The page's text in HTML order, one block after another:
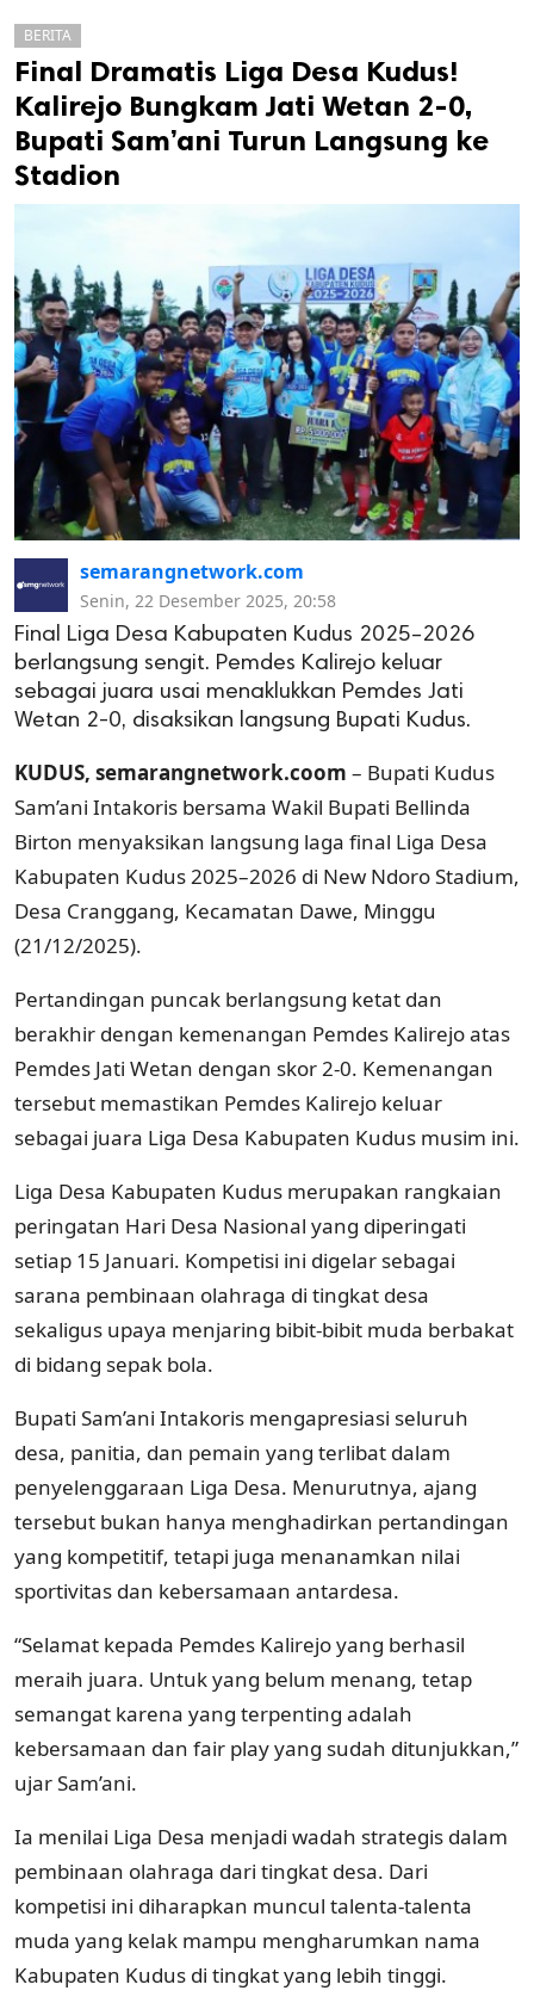
cipta.
BERITA
Final Dramatis Liga Desa Kudus!
Kalirejo Bungkam Jati Wetan 2-0,
Bupati Sam’ani Turun Langsung ke
Stadion
semarangnetwork.com
Senin, 22 Desember 2025, 20:58
Final Liga Desa Kabupaten Kudus 2025–2026
berlangsung sengit. Pemdes Kalirejo keluar
sebagai juara usai menaklukkan Pemdes Jati
Wetan 2-0, disaksikan langsung Bupati Kudus.
KUDUS, semarangnetwork.coom – Bupati Kudus
Sam’ani Intakoris bersama Wakil Bupati Bellinda
Birton menyaksikan langsung laga final Liga Desa
Kabupaten Kudus 2025–2026 di New Ndoro Stadium,
Desa Cranggang, Kecamatan Dawe, Minggu
(21/12/2025).
Pertandingan puncak berlangsung ketat dan
berakhir dengan kemenangan Pemdes Kalirejo atas
Pemdes Jati Wetan dengan skor 2-0. Kemenangan
tersebut memastikan Pemdes Kalirejo keluar
sebagai juara Liga Desa Kabupaten Kudus musim ini.
Liga Desa Kabupaten Kudus merupakan rangkaian
peringatan Hari Desa Nasional yang diperingati
setiap 15 Januari. Kompetisi ini digelar sebagai
sarana pembinaan olahraga di tingkat desa
sekaligus upaya menjaring bibit-bibit muda berbakat
di bidang sepak bola.
Bupati Sam’ani Intakoris mengapresiasi seluruh
desa, panitia, dan pemain yang terlibat dalam
penyelenggaraan Liga Desa. Menurutnya, ajang
tersebut bukan hanya menghadirkan pertandingan
yang kompetitif, tetapi juga menanamkan nilai
sportivitas dan kebersamaan antardesa.
“Selamat kepada Pemdes Kalirejo yang berhasil
meraih juara. Untuk yang belum menang, tetap
semangat karena yang terpenting adalah
kebersamaan dan fair play yang sudah ditunjukkan,”
ujar Sam’ani.
Ia menilai Liga Desa menjadi wadah strategis dalam
pembinaan olahraga dari tingkat desa. Dari
kompetisi ini diharapkan muncul talenta-talenta
muda yang kelak mampu mengharumkan nama
Kabupaten Kudus di tingkat yang lebih tinggi.